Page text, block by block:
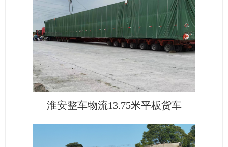
淮安整车物流13.75米平板货车